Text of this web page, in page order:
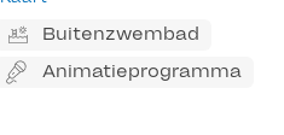
Buitenzwembad
Animatieprogramma